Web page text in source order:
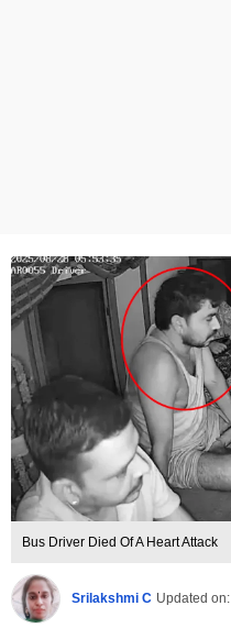
Bus Driver Died Of A Heart Attack
Srilakshmi C Updated on: